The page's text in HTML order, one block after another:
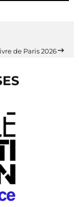
de Paris 2026